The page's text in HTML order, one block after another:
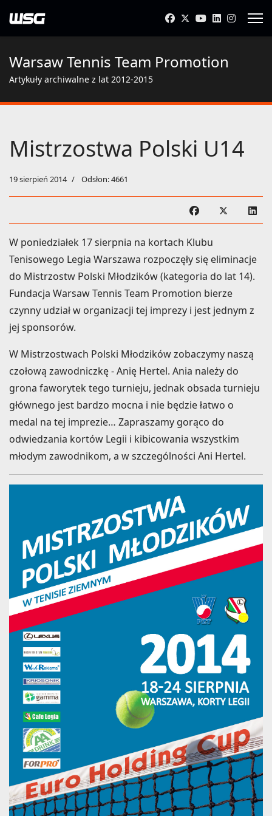
Warsaw Tennis Team Promotion
Artykuły archiwalne z lat 2012-2015
Mistrzostwa Polski U14
19 sierpień 2014 Odsłon: 4661
W poniedziałek 17 sierpnia na kortach Klubu
Tenisowego Legia Warszawa rozpoczęły się eliminacje
do Mistrzostw Polski Młodzików (kategoria do lat 14).
Fundacja Warsaw Tennis Team Promotion bierze
czynny udział w organizacji tej imprezy i jest jednym z
jej sponsorów.
W Mistrzostwach Polski Młodzików zobaczymy naszą
czołową zawodniczkę - Anię Hertel. Ania należy do
grona faworytek tego turnieju, jednak obsada turnieju
głównego jest bardzo mocna i nie będzie łatwo o
medal na tej imprezie… Zapraszamy gorąco do
odwiedzania kortów Legii i kibicowania wszystkim
młodym zawodnikom, a w szczególności Ani Hertel.